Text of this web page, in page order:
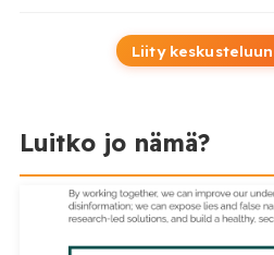
Liity
Luitko jo nämä?